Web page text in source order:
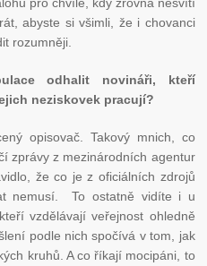
pro chvíle, kdy zrovna nesvítí
abyste si všimli, že i chovanci
rozumněji.
odhalit novináři, kteří
neziskovek pracují?
opisovač. Takový mnich, co
zprávy z mezinárodních agentur
že co je z oficiálních zdrojů
nemusí. To ostatně vidíte i u
vzdělávají veřejnost ohledně
podle nich spočívá v tom, jak
kruhů. A co říkají mocipáni, to